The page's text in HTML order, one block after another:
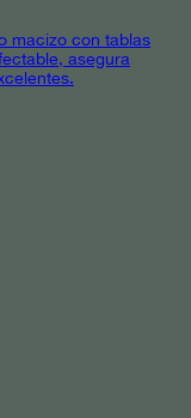
macizo con tablas
asegura